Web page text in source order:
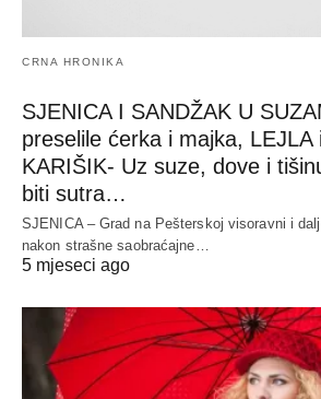
CRNA HRONIKA
SJENICA I SANDŽAK U
preselile ćerka i majka, LEJLA
KARIŠIK- Uz suze, dove i
biti sutra…
SJENICA – Grad na Pešterskoj visoravni i
nakon strašne saobraćajne…
5 mjeseci ago